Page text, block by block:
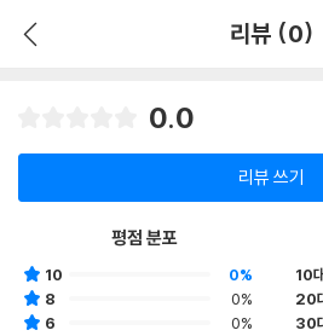
리뷰 (0)
0.0
리뷰 쓰기
평점 분포
10
0%
8
0%
6
0%
10
20
30